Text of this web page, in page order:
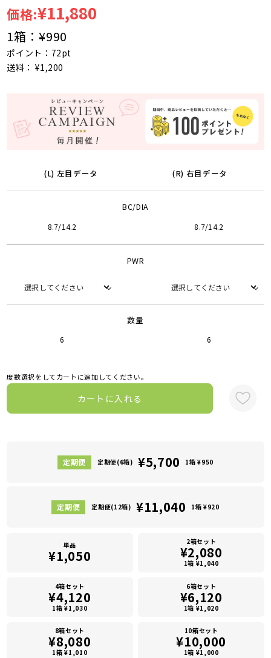
価格:¥11,880
1箱：¥990
ポイント：72pt
送料： ¥1,200
(L) 左目データ (R) 右目データ
BC/DIA
8.7/14.2 8.7/14.2
PWR
数量
6 6
度数選択をしてカートに追加してください。
カートに入れる
定期便(6箱) ¥5,700 1箱 ¥950
定期便(12箱) ¥11,040 1箱 ¥920
単品
¥1,050
2箱セット
¥2,080
1箱 ¥1,040
4箱セット
¥4,120
1箱 ¥1,030
6箱セット
¥6,120
1箱 ¥1,020
8箱セット
¥8,080
1箱 ¥1,010
10箱セット
¥10,000
1箱 ¥1,000